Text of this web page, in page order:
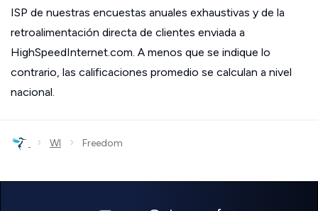
ISP de nuestras encuestas anuales exhaustivas y de la
retroalimentación directa de clientes enviada a
HighSpeedInternet.com. A menos que se indique lo
contrario, las calificaciones promedio se calculan a nivel
nacional.
› WI › Freedom